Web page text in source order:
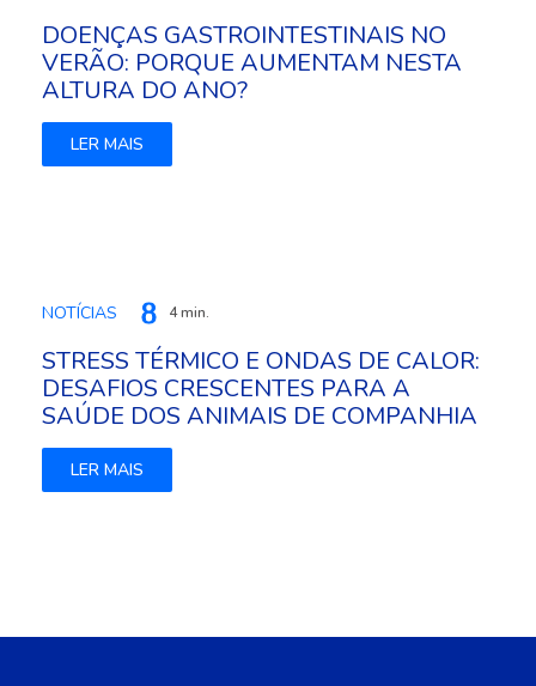
DOENÇAS GASTROINTESTINAIS NO
VERÃO: PORQUE AUMENTAM NESTA
ALTURA DO ANO?
LER MAIS
NOTÍCIAS 4 min.
STRESS TÉRMICO E ONDAS DE CALOR:
DESAFIOS CRESCENTES PARA A
SAÚDE DOS ANIMAIS DE COMPANHIA
LER MAIS